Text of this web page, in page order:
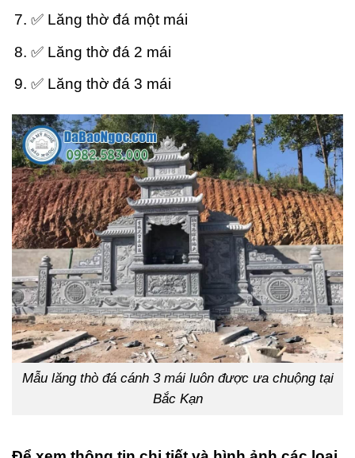
✅ Lăng thờ đá một mái
✅ Lăng thờ đá 2 mái
✅ Lăng thờ đá 3 mái
Mẫu lăng thò đá cánh 3 mái luôn được ưa chuộng tại
Bắc Kạn